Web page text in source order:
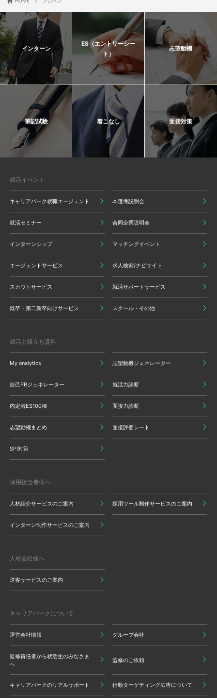
インターン
ES（エントリーシー
ト）
志望動機
筆記試験 着こなし 面接対策
就活イベント
キャリアパーク就職エージェント 本選考説明会
就活セミナー 合同企業説明会
インターンシップ マッチングイベント
エージェントサービス 求人検索/ナビサイト
スカウトサービス 就活サポートサービス
既卒・第二新卒向けサービス スクール・その他
就活お役立ち資料
My analytics 志望動機ジェネレーター
自己PRジェネレーター 就活力診断
内定者ES100種 面接力診断
志望動機まとめ 面接評価シート
SPI対策
採用担当者様へ
人材紹介サービスのご案内 採用ツール制作サービスのご案内
インターン制作サービスのご案内
人材会社様へ
送客サービスのご案内
キャリアパークについて
運営会社情報 グループ会社
監修責任者から就活生のみなさま
へ
監修のご依頼
キャリアパークのリアルサポート 行動ターゲティング広告について